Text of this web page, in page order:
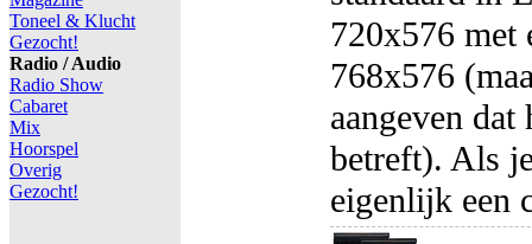
Toneel & Klucht
Gezocht!
Radio / Audio
Radio Show
Cabaret
Mix
Hoorspel
Overig
Gezocht!
720x576
768x576
aangeven
betreft). Als
eigenlijk een